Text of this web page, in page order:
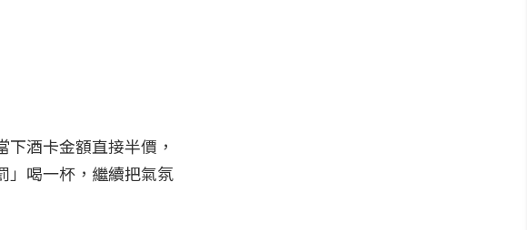
酒卡金額直接半價，
」喝一杯，繼續把氣氛